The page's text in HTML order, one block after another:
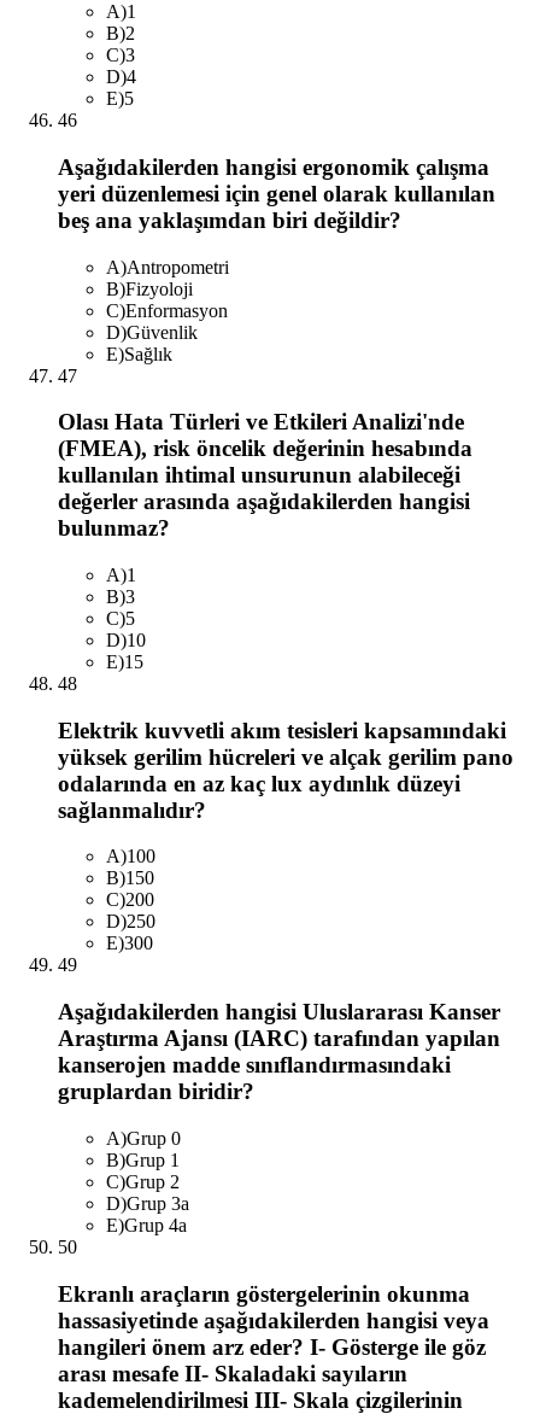
A)1
B)2
C)3
D)4
E)5
46
Aşağıdakilerden hangisi ergonomik çalışma
yeri düzenlemesi için genel olarak kullanılan
beş ana yaklaşımdan biri değildir?
A)Antropometri
B)Fizyoloji
C)Enformasyon
D)Güvenlik
E)Sağlık
47
Olası Hata Türleri ve Etkileri Analizi'nde
(FMEA), risk öncelik değerinin hesabında
kullanılan ihtimal unsurunun alabileceği
değerler arasında aşağıdakilerden hangisi
bulunmaz?
A)1
B)3
C)5
D)10
E)15
48
Elektrik kuvvetli akım tesisleri kapsamındaki
yüksek gerilim hücreleri ve alçak gerilim pano
odalarında en az kaç lux aydınlık düzeyi
sağlanmalıdır?
A)100
B)150
C)200
D)250
E)300
49
Aşağıdakilerden hangisi Uluslararası Kanser
Araştırma Ajansı (IARC) tarafından yapılan
kanserojen madde sınıflandırmasındaki
gruplardan biridir?
A)Grup 0
B)Grup 1
C)Grup 2
D)Grup 3a
E)Grup 4a
50
Ekranlı araçların göstergelerinin okunma
hassasiyetinde aşağıdakilerden hangisi veya
hangileri önem arz eder? I- Gösterge ile göz
arası mesafe II- Skaladaki sayıların
kademelendirilmesi III- Skala çizgilerinin